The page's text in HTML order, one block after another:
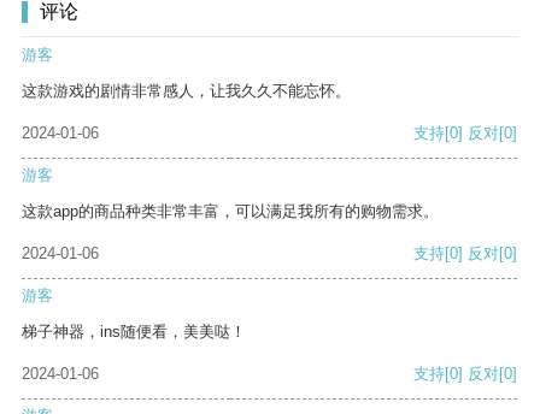
评论
游客
这款游戏的剧情非常感人，让我久久不能忘怀。
2024-01-06 支持[0] 反对[0]
游客
这款app的商品种类非常丰富，可以满足我所有的购物需求。
2024-01-06 支持[0] 反对[0]
游客
梯子神器，ins随便看，美美哒！
2024-01-06 支持[0] 反对[0]